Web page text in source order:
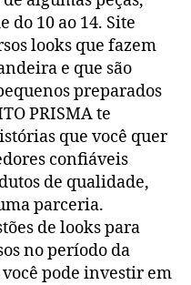
do 10 ao 14. Site
looks que fazem
e que são
preparados
PRISMA te
que você quer
confiáveis
de qualidade,
parceria.
de looks para
no período da
você pode investir em